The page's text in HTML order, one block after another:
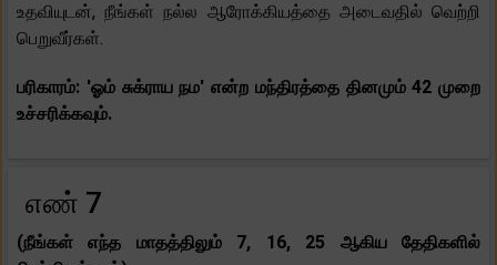
உதவியுடன், நீங்கள் நல்ல ஆரோக்கியத்தை அடைவதில் வெற்றி
பெறுவீர்கள்.
பரிகாரம்: 'ஓம் சுக்ராய நம' என்ற மந்திரத்தை தினமும் 42 முறை
உச்சரிக்கவும்.
எண் 7
(நீங்கள் எந்த மாதத்திலும் 7, 16, 25 ஆகிய தேதிகளில்